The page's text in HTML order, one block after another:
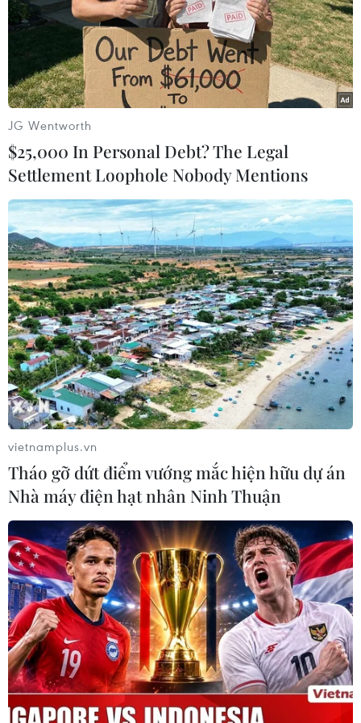
Lịch thi đấu và trực tiếp Asian Cup 2023
ngày 30/1
18g30 Uzbekistan - Thái Lan(VTV5, FPT
Play)
23g00 Saudi Arabia - Hàn Quốc
Play)
(Vietnam+)
#Asian Cup 2023
#Vòng 1/8 Asian Cup 2023
#Tứ kết Asian Cup
#Saudi Arabia-Hàn Quốc
#Uzbekistan-Thái Lan
#Lịch thi đấu Asian Cup
Arập Xêút
Hàn Quốc
Thái Lan
Uzbekistan
Theo dõi VietnamPlus
JG Wentworth
$25,000 In Personal Debt? The Legal
Settlement Loophole Nobody Mentions
vietnamplus.vn
Tháo gỡ dứt điểm vướng mắc hiện hữu dự án
Nhà máy điện hạt nhân Ninh Thuận